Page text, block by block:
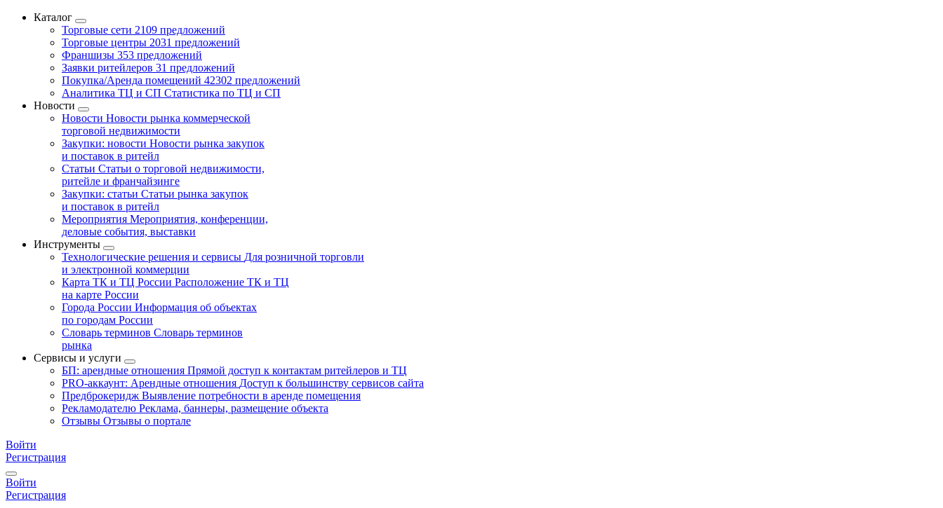
Каталог
Торговые сети 2109 предложений
Торговые центры 2031 предложений
Франшизы 353 предложений
Заявки ритейлеров 31 предложений
Покупка/Аренда помещений 42302 предложений
Аналитика ТЦ и СП Статистика по ТЦ и СП
Новости
Новости Новости рынка коммерческой
торговой недвижимости
Закупки: новости Новости рынка закупок
и поставок в ритейл
Статьи Статьи о торговой недвижимости,
ритейле и франчайзинге
Закупки: статьи Статьи рынка закупок
и поставок в ритейл
Мероприятия Мероприятия, конференции,
деловые события, выставки
Инструменты
Технологические решения и сервисы Для розничной торговли
и электронной коммерции
Карта ТК и ТЦ России Расположение ТК и ТЦ
на карте России
Города России Информация об объектах
по городам России
Словарь терминов Словарь терминов
рынка
Сервисы и услуги
БП: арендные отношения Прямой доступ к контактам ритейлеров и ТЦ
PRO-аккаунт: Арендные отношения Доступ к большинству сервисов сайта
Предброкеридж Выявление потребности в аренде помещения
Рекламодателю Реклама, баннеры, размещение объекта
Отзывы Отзывы о портале
Войти
Регистрация
Войти
Регистрация